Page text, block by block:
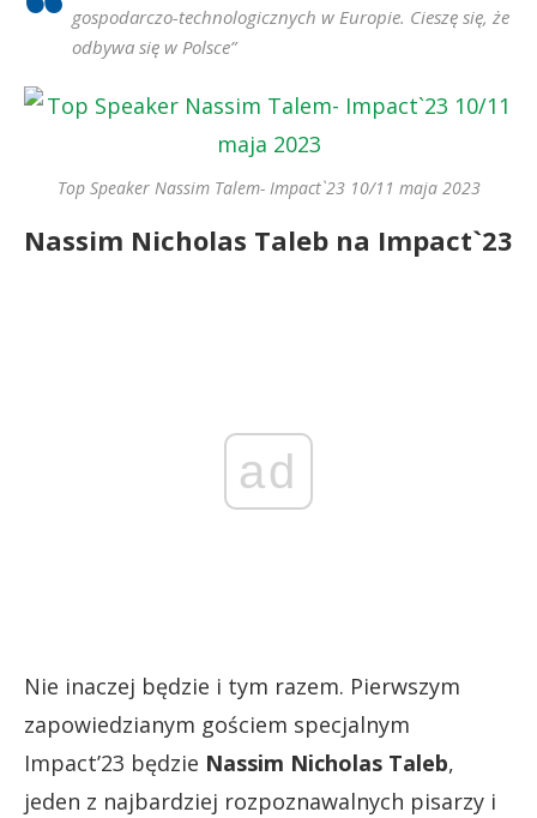
gospodarczo-technologicznych w Europie. Cieszę się, że
odbywa się w Polsce”
Top Speaker Nassim Talem- Impact`23 10/11 maja 2023
Nassim Nicholas Taleb na Impact`23
ad
Nie inaczej będzie i tym razem. Pierwszym
zapowiedzianym gościem specjalnym
Impact’23 będzie Nassim Nicholas Taleb,
jeden z najbardziej rozpoznawalnych pisarzy i